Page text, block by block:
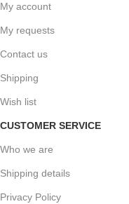
My account
My requests
Contact us
Shipping
Wish list
CUSTOMER SERVICE
Who we are
Shipping details
Privacy Policy